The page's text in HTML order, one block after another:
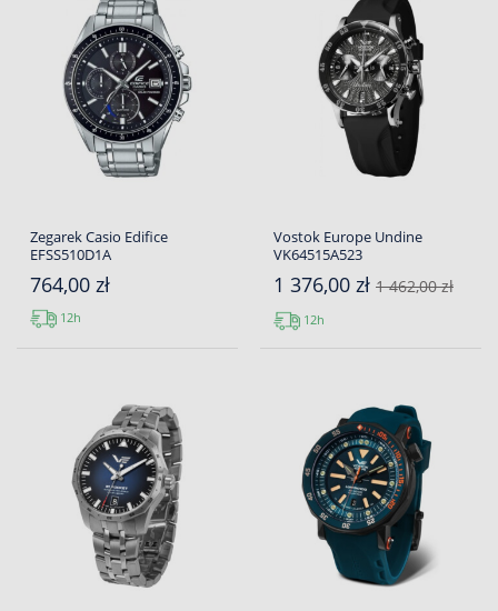
Zegarek Casio Edifice
EFSS510D1A
764,00 zł
12h
Vostok Europe Undine
VK64515A523
1 376,00 zł 1 462,00 zł
12h